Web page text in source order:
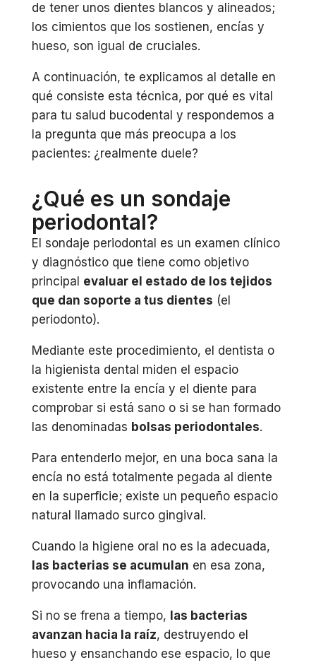
de tener unos dientes blancos y alineados;
los cimientos que los sostienen, encías y
hueso, son igual de cruciales.
A continuación, te explicamos al detalle en
qué consiste esta técnica, por qué es vital
para tu salud bucodental y respondemos a
la pregunta que más preocupa a los
pacientes: ¿realmente duele?
¿Qué es un sondaje
periodontal?
El sondaje periodontal es un examen clínico
y diagnóstico que tiene como objetivo
principal evaluar el estado de los tejidos
que dan soporte a tus dientes (el
periodonto).
Mediante este procedimiento, el dentista o
la higienista dental miden el espacio
existente entre la encía y el diente para
comprobar si está sano o si se han formado
las denominadas bolsas periodontales.
Para entenderlo mejor, en una boca sana la
encía no está totalmente pegada al diente
en la superficie; existe un pequeño espacio
natural llamado surco gingival.
Cuando la higiene oral no es la adecuada,
las bacterias se acumulan en esa zona,
provocando una inflamación.
Si no se frena a tiempo, las bacterias
avanzan hacia la raíz, destruyendo el
hueso y ensanchando ese espacio, lo que